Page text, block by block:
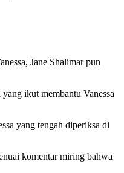
Jane Shalimar pun
ikut membantu Vanessa
yang tengah diperiksa di
komentar miring bahwa